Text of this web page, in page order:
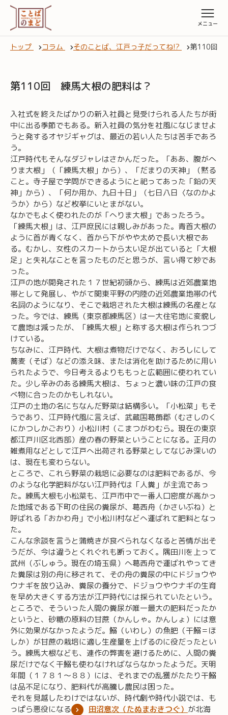
トップ コラム そのことば、江戸っ子だってね!? 第110回
第110回 練馬大根の肥料は？
入社式を終えたばかりの新入社員と見受けられる人たちが街
中に出る季節でもある。新入社員の気分を社風になじませよ
うと発するオヤジギャグは、最近の若い人たちは苦手であろ
う。
江戸時代もそんなダジャレはさかんだった。「ああ、腹がへ
りま大根」（「練馬大根」から）、「だまりの天神」（黙る
こと。寺子屋で学問ができるようにと祀ってあった「鉛の天
神」から）、「何か用か、九日十日」（七日八日〈なのかよ
うか〉から）など枚挙にいとまがない。
なかでもよく使われたのが「へりま大根」であったろう。
「練馬大根」は、江戸庶民には親しみがあった。青首大根の
ように首が青くなく、首から下がやや太めで長い大根であ
る。むかし、女性のスカートから太い足が出ていると「大根
足」と失礼なことを言ったものだと思うが、言い得て妙であ
った。
江戸の地が開発された１７世紀初頭から、練馬は近郊農業地
帯として発展し、やがて関東平野の内陸の近郊農業地帯の代
名詞のようになり、そこで栽培された大根は練馬の名産とな
った。今では、練馬（東京都練馬区）は一大住宅地に変貌し
て農地は減ったが、「練馬大根」と称する大根は作られつづ
けている。
ちなみに、江戸時代、大根は煮物だけでなく、おろしにして
蕎麦（そば）などの添え味、または消化を助けるために用い
られたようで、今日考えるよりももっと広範囲に使われてい
た。少し辛みのある練馬大根は、ちょっと濃い味の江戸の食
べ物に合ったのかもしれない。
江戸の土地の名にちなんだ野菜は結構多い。「小松菜」もそ
うであり、江戸時代風に言えば、武蔵国葛飾郡（むさしのく
にかつしかごおり）小松川村（こまつがわむら。現在の東京
都江戸川区北西部）産の春の野菜ということになる。正月の
雑煮用などとして江戸へ出荷される野菜としてなじみ深いの
は、現在も変わらない。
ところで、これら野菜の栽培に必要なのは肥料であるが、今
のような化学肥料がない江戸時代は「人糞」が主流であっ
た。練馬大根も小松菜も、江戸市中で一番人口密度が高かっ
た地域である下町の住民の糞尿が、葛西舟（かさいぶね）と
呼ばれる「おかわ舟」で小松川村などへ運ばれて肥料となっ
た。
こんな余談を言うと蒲焼きが食ベられなくなると苦情が出そ
うだが、今は違うとくれぐれも断っておく。隅田川を上って
武州（ぶしゅう。現在の埼玉県）へ葛西舟で運ばれやってき
た糞尿は別の舟に移されて、その舟の糞尿の中にドジョウや
ウナギを放り込み、糞尿の養分で、ドジョウやウナギの生育
を早め大きくする方法が江戸時代には採られていたという。
ところで、そういった人間の糞尿が唯一最大の肥料だったか
というと、砂糖の原料の甘蔗（かんしゃ。かんしょ）には意
外に効果がなかったようだ。鰯（いわし）の魚肥（干鰯＝ほ
しか）が甘蔗の栽培に適し生産量を上げるのに役だったとい
う。練馬大根なども、連作の弊害を避けるために、人間の糞
尿だけでなく干鰯も使わなければならなかったようだ。天明
年間（１７８１～８８）には、それまでの乱獲がたたり干鰯
は品不足になり、肥料代が高騰し農民は困った。
それを見越したわけではないが、時代劇や時代小説では、も
っぱら悪役になる
田沼意次（たぬまおきつぐ） が北海